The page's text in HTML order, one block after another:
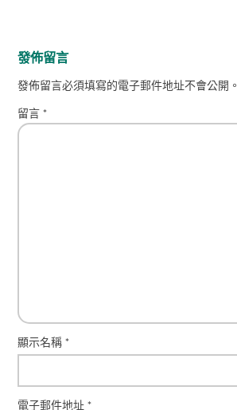
發佈留言
發佈留言必須填寫的電子郵件地址不會公開。
留言 *
顯示名稱 *
電子郵件地址 *